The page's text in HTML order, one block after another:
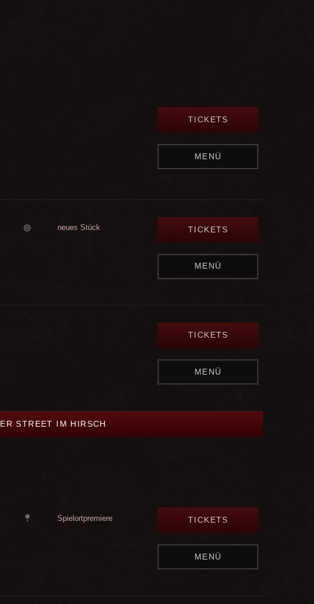
TICKETS
MENÜ
neues Stück TICKETS
MENÜ
TICKETS
MENÜ
STREET IM HIRSCH
Spielortpremiere TICKETS
MENÜ